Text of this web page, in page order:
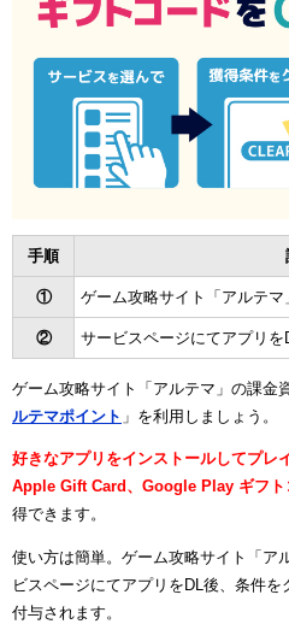
手順
① ゲーム攻略サイト「アルテ
② サービスページにてアプリ
ゲーム攻略サイト「アルテマ」の課金
ルテマポイント 」を利用しましょう。
好きなアプリをインストールしてプレ
Apple Gift Card、Google Play ギフト
得できます。
使い方は簡単。ゲーム攻略サイト「ア
ビスページにてアプリをDL後、条件
付与されます。